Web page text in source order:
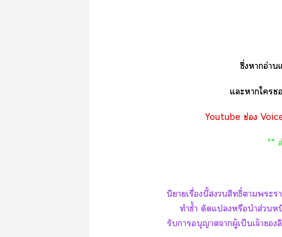
ซึ่งาอ่าน
แะาใ
Youtube ช่อง
**
นิยายเรื่องนี้สิทธิ์า
ทำซ้ำ ดัดแหรือนำส่วนห
รับาอนุญาตาผู้เป็นเจ้า